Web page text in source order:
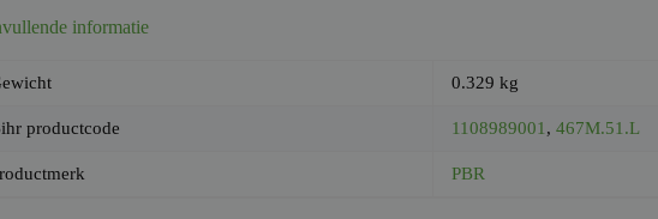
informatie
0.329 kg
productcode 1108989001, 467M.51.L
PBR